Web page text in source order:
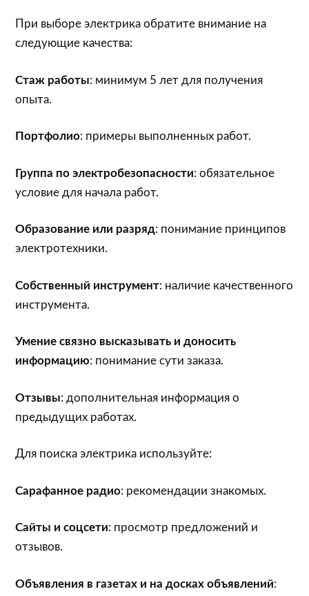
При выборе электрика обратите внимание на
следующие качества:
Стаж работы: минимум 5 лет для получения
опыта.
Портфолио: примеры выполненных работ.
Группа по электробезопасности: обязательное
условие для начала работ.
Образование или разряд: понимание принципов
электротехники.
Собственный инструмент: наличие качественного
инструмента.
Умение связно высказывать и доносить
информацию: понимание сути заказа.
Отзывы: дополнительная информация о
предыдущих работах.
Для поиска электрика используйте:
Сарафанное радио: рекомендации знакомых.
Сайты и соцсети: просмотр предложений и
отзывов.
Объявления в газетах и на досках объявлений: